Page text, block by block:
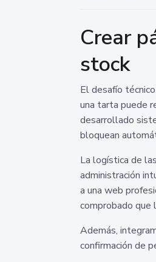
Crear
stock
El desafío
una tarta puede
desarrollado
bloquean
La logística de
administración
a una web
comprobado que
Además,
confirmación de